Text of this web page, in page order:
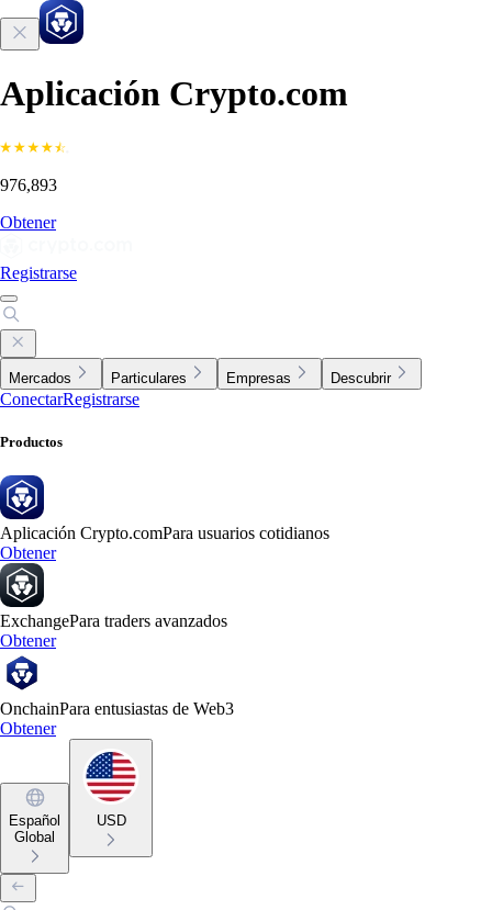
Aplicación Crypto.com
976,893
Obtener
Registrarse
Mercados Particulares Empresas Descubrir
ConectarRegistrarse
Productos
Aplicación Crypto.comPara usuarios cotidianos
Obtener
ExchangePara traders avanzados
Obtener
OnchainPara entusiastas de Web3
Obtener
Español
Global
USD